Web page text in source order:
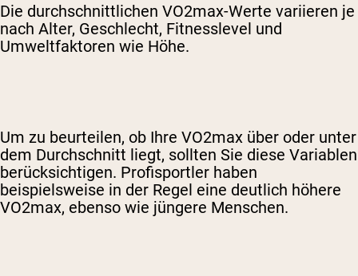
Die durchschnittlichen VO2max-Werte variieren je
nach Alter, Geschlecht, Fitnesslevel und
Umweltfaktoren wie Höhe.
Um zu beurteilen, ob Ihre VO2max über oder unter
dem Durchschnitt liegt, sollten Sie diese Variablen
berücksichtigen. Profisportler haben
beispielsweise in der Regel eine deutlich höhere
VO2max, ebenso wie jüngere Menschen.